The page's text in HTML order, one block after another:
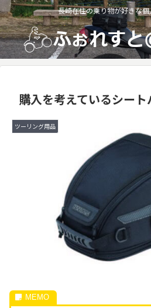
長崎在住の乗り物が好きな個
購入を考えているシート
ツーリング用品